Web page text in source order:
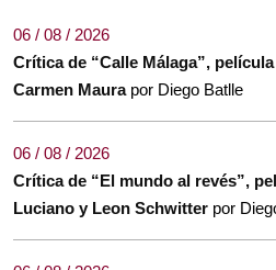
06 / 08 / 2026
Crítica de “Calle Málaga”,
Carmen Maura por Diego Batlle
06 / 08 / 2026
Crítica de “El mundo al revés”,
Luciano y Leon Schwitter por